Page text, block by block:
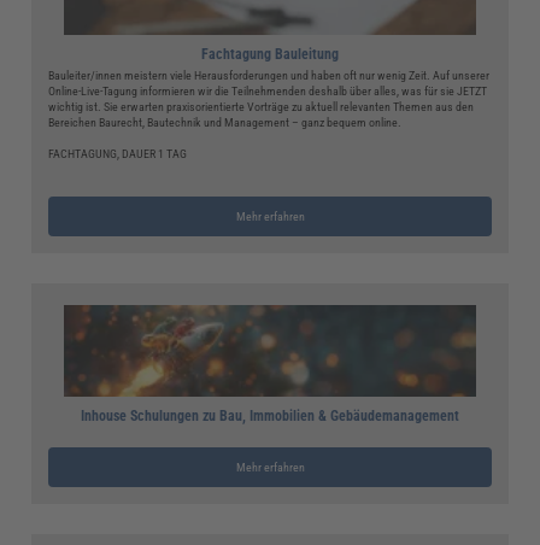
Fachtagung Bauleitung
Bauleiter/innen meistern viele Herausforderungen und haben oft nur wenig Zeit. Auf unserer
Online-Live-Tagung informieren wir die Teilnehmenden deshalb über alles, was für sie JETZT
wichtig ist. Sie erwarten praxisorientierte Vorträge zu aktuell relevanten Themen aus den
Bereichen Baurecht, Bautechnik und Management – ganz bequem online.
FACHTAGUNG, DAUER 1 TAG
Mehr erfahren
Inhouse Schulungen zu Bau, Immobilien & Gebäudemanagement
Mehr erfahren